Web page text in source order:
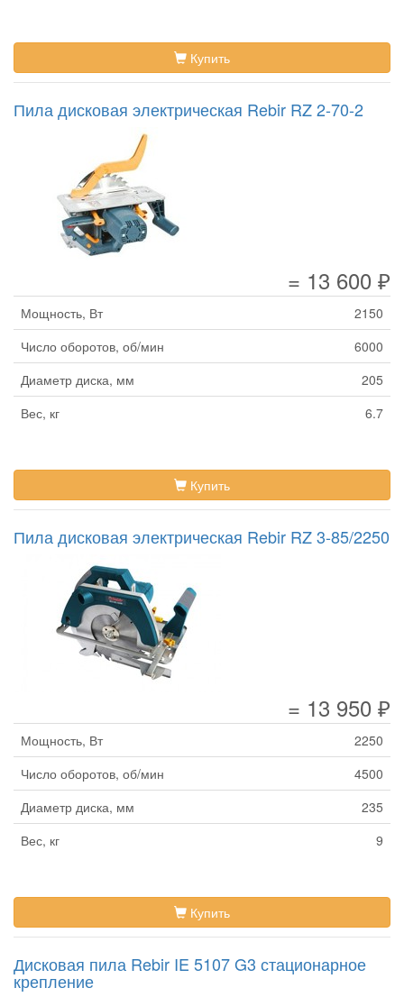
Купить
Пила дисковая электрическая Rebir RZ 2-70-2
= 13 600 ₽
Мощность, Вт
2150
Число оборотов, об/мин
6000
Диаметр диска, мм
205
Вес, кг
6.7
Купить
Пила дисковая электрическая Rebir RZ 3-85/2250
= 13 950 ₽
Мощность, Вт
2250
Число оборотов, об/мин
4500
Диаметр диска, мм
235
Вес, кг
9
Купить
Дисковая пила Rebir IE 5107 G3 стационарное
крепление